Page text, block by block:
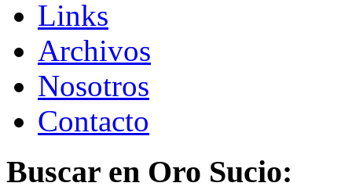
Links
Archivos
Nosotros
Contacto
Buscar en Oro Sucio: